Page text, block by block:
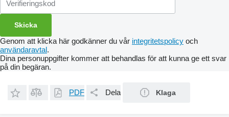
Genom att klicka här godkänner du vår integritetspolicy och
användaravtal.
Dina personuppgifter kommer att behandlas för att kunna ge ett svar
på din begäran.
PDF Dela Klaga